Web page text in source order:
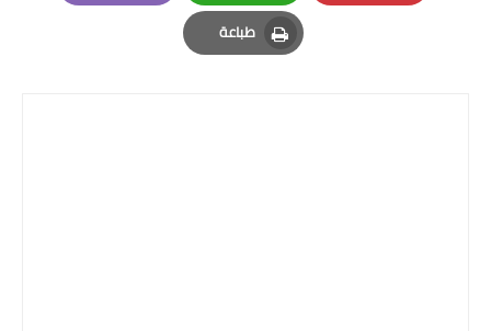
Pinterest
Whatsapp
Email
طباعة
Print